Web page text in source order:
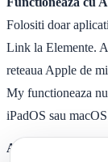
Folositi doar
Link la Elemente.
reteaua Apple de
My functioneaza
iPadOS sau
Alerte pentru